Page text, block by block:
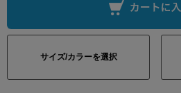
サイズ/カラーを選択